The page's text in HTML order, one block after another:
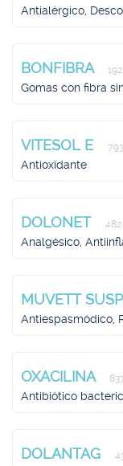
Antialérgico,
BONFIBRA
Gomas con fibra
VITESOL E
Antioxidante
DOLONET
Analgésico,
MUVETT
Antiespasmódico,
OXACILINA
Antibiótico
DOLANTAG